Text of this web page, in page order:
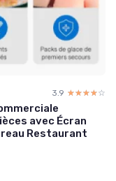
3.9 ☆☆☆☆☆
★★★★★
avec Écran
Restaurant